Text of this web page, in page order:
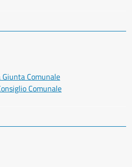
Comunale
Comunale